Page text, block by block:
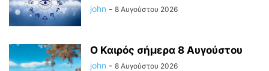
john - 8 Αυγούστου 2026
Ο Καιρός σήμερα 8 Αυγούστου
john - 8 Αυγούστου 2026